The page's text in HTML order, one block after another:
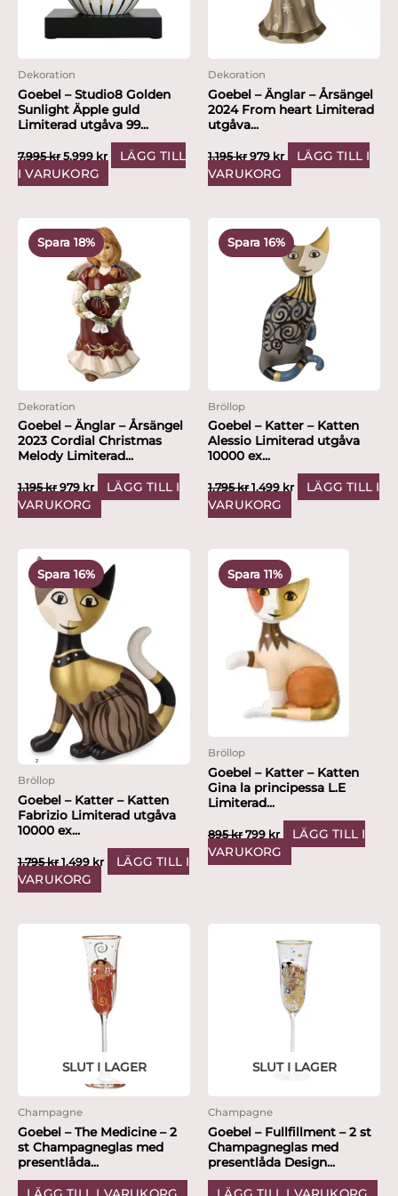
Dekoration
Goebel – Studio8 Golden
Sunlight Äpple guld
Limiterad utgåva 99...
7,995kr 5,999 kr
LÄGG TILL
I VARUKORG
Dekoration
Goebel – Änglar – Årsängel
2024 From heart Limiterad
utgåva...
1,195kr 979 kr
LÄGG TILL I
VARUKORG
Spara 18%
Dekoration
Goebel – Änglar – Årsängel
2023 Cordial Christmas
Melody Limiterad...
1,195kr
ursprungliga
var:
1,195 kr.
979 kr
nuvarande
priset
är:
979 kr.
LÄGG TILL I
VARUKORG
Spara 16%
Bröllop
Goebel – Katter – Katten
Alessio Limiterad utgåva
10000 ex...
1,795kr
ursprungliga
1,499 kr
nuvarande
priset
är:
1,499 kr.
LÄGG TILL I
VARUKORG
Spara 16%
Bröllop
Goebel – Katter – Katten
Fabrizio Limiterad utgåva
10000 ex...
1,795kr
ursprungliga
var:
1,795 kr.
1,499 kr
nuvarande
priset
är:
1,499 kr.
LÄGG TILL I
VARUKORG
Spara 11%
Bröllop
Goebel – Katter – Katten
Gina la principessa L.E
Limiterad...
895kr
ursprungliga
var:
895 kr.
799 kr
nuvarande
priset
är:
799 kr.
LÄGG TILL I
VARUKORG
SLUT I LAGER
Champagne
Goebel – The Medicine – 2
st Champagneglas med
presentlåda...
LÄGG TILL I VARUKORG
SLUT I LAGER
Champagne
Goebel – Fullfillment – 2 st
Champagneglas med
presentlåda Design...
LÄGG TILL I VARUKORG